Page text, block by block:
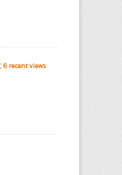
6 recent views